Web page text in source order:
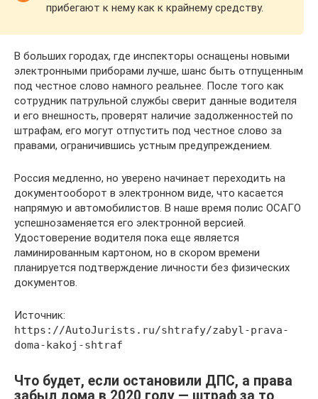
прибегают к нему как к крайнему средству.
В больших городах, где инспекторы оснащены новыми
электронными приборами лучше, шанс быть отпущенным
под честное слово намного реальнее. После того как
сотрудник патрульной службы сверит данные водителя
и его внешность, проверят наличие задолженностей по
штрафам, его могут отпустить под честное слово за
правами, ограничившись устным предупреждением.
Россия медленно, но уверено начинает переходить на
документооборот в электронном виде, что касается
напрямую и автомобилистов. В наше время полис ОСАГО
успешнозаменяется его электронной версией.
Удостоверение водителя пока еще является
ламинированным картоном, но в скором времени
планируется подтверждение личности без физических
документов.
Источник:
https://AutoJurists.ru/shtrafy/zabyl-prava-
doma-kakoj-shtraf
Что будет, если остановили ДПС, а права